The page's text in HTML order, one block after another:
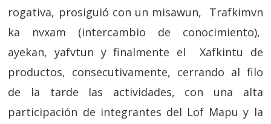
rogativa, prosiguió con un misawun, Trafkimvn
ka nvxam (intercambio de conocimiento),
ayekan, yafvtun y finalmente el Xafkintu de
productos, consecutivamente, cerrando al filo
de la tarde las actividades, con una alta
participación de integrantes del Lof Mapu y la